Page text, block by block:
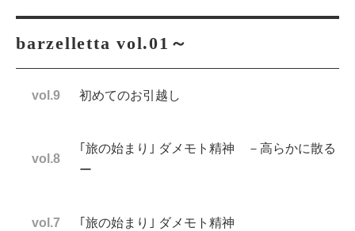
barzelletta vol.01～
vol.9 初めてのお引越し
vol.8
｢旅の始まり｣ ダメモト精神 －高らかに散る
ー
vol.7 ｢旅の始まり｣ ダメモト精神